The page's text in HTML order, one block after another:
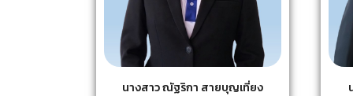
นางสาว ณัฐริกา สายบุญเที่ยง